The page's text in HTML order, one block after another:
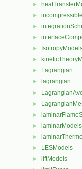
►
► incompressible
►
►
►
►
► Lagrangian
► lagrangian
►
►
►
► laminarModels
►
► LESModels
► liftModels